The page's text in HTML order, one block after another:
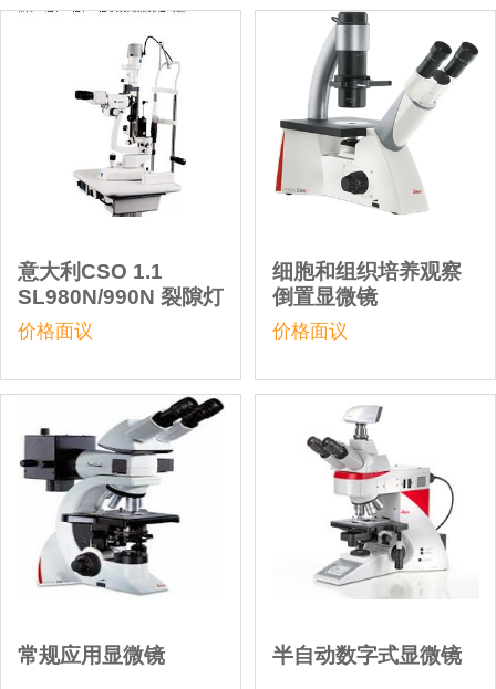
意大利CSO 1.1
SL980N/990N 裂隙灯
价格面议
细胞和组织培养观察
倒置显微镜
价格面议
常规应用显微镜 半自动数字式显微镜